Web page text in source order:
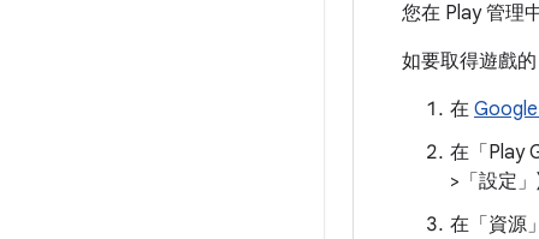
您在 Play 管理
如要取得遊戲
在
在「Play
> 「設定」
在「資源